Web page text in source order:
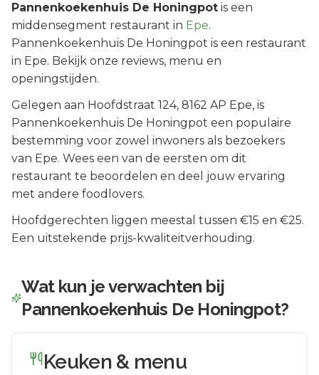
Pannenkoekenhuis De Honingpot is een
middensegment restaurant in Epe.
Pannenkoekenhuis De Honingpot is een restaurant
in Epe. Bekijk onze reviews, menu en
openingstijden.
Gelegen aan Hoofdstraat 124, 8162 AP Epe, is
Pannenkoekenhuis De Honingpot een populaire
bestemming voor zowel inwoners als bezoekers
van Epe. Wees een van de eersten om dit
restaurant te beoordelen en deel jouw ervaring
met andere foodlovers.
Hoofdgerechten liggen meestal tussen €15 en €25.
Een uitstekende prijs-kwaliteitverhouding.
Wat kun je verwachten bij
Pannenkoekenhuis De Honingpot?
Keuken & menu